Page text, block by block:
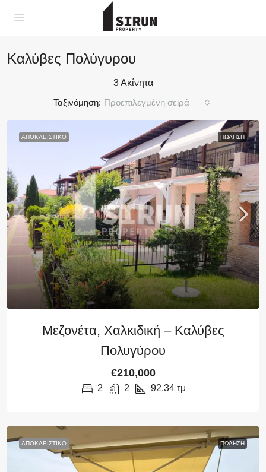
Καλύβες Πολύγυρου
3 Ακίνητα
Ταξινόμηση: Προεπιλεγμένη σειρά
ΑΠΟΚΛΕΙΣΤΙΚΌ ΠΏΛΗΣΗ
Μεζονέτα, Χαλκιδική – Καλύβες
Πολυγύρου
€210,000
2 2 92,34 τμ
ΑΠΟΚΛΕΙΣΤΙΚΌ ΠΏΛΗΣΗ